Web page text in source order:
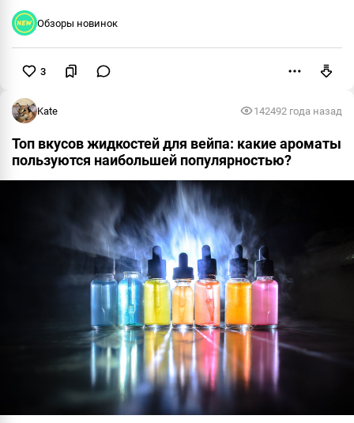
Обзоры новинок
3
Kate 142492 года назад
Топ вкусов жидкостей для вейпа: какие ароматы
пользуются наибольшей популярностью?
Пожаловаться